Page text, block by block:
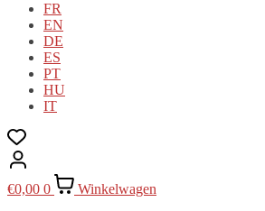
FR
EN
DE
ES
PT
HU
IT
€0,00 0
Winkelwagen